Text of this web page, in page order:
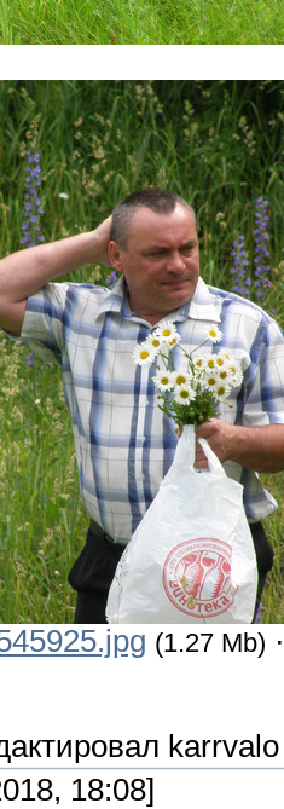
(1.27 Mb)
karrvalo
18:08]